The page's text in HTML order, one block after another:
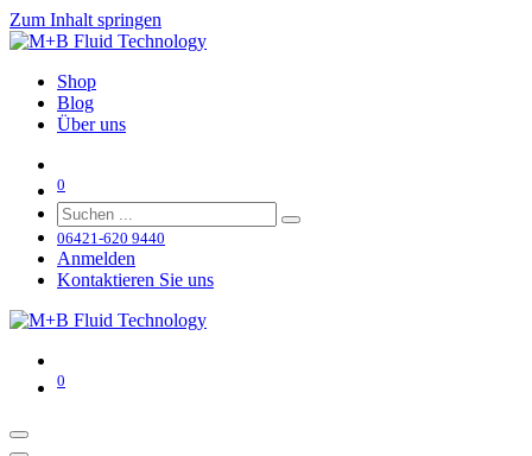
Zum Inhalt springen
Shop
Blog
Über uns
0
06421-620 9440
Anmelden
Kontaktieren Sie uns
0